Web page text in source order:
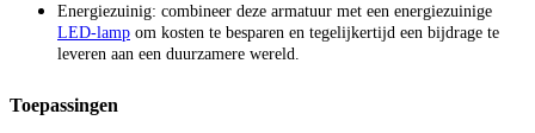
Energiezuinig: combineer deze armatuur met een energiezuinige
LED-lamp om kosten te besparen en tegelijkertijd een bijdrage te
leveren aan een duurzamere wereld.
Toepassingen